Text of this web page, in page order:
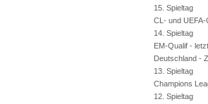
15. Spieltag
CL- und UEFA-
14. Spieltag
EM-Qualif -
Deutschland -
13. Spieltag
Champions
12. Spieltag